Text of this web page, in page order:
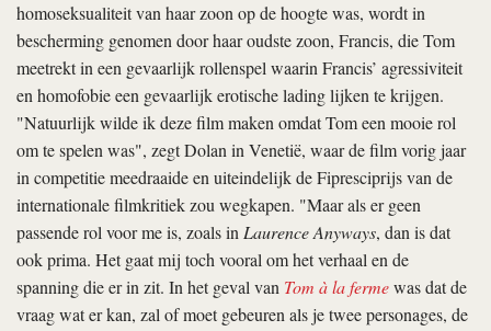
homoseksualiteit van haar zoon op de hoogte was, wordt in
bescherming genomen door haar oudste zoon, Francis, die Tom
meetrekt in een gevaarlijk rollenspel waarin Francis’ agressiviteit
en homofobie een gevaarlijk erotische lading lijken te krijgen.
"Natuurlijk wilde ik deze film maken omdat Tom een mooie rol
om te spelen was", zegt Dolan in Venetië, waar de film vorig jaar
in competitie meedraaide en uiteindelijk de Fipresciprijs van de
internationale filmkritiek zou wegkapen. "Maar als er geen
passende rol voor me is, zoals inLaurence Anyways, dan is dat
ook prima. Het gaat mij toch vooral om het verhaal en de
spanning die er in zit. In het geval van Tom à la fermewas dat de
vraag wat er kan, zal of moet gebeuren als je twee personages, de